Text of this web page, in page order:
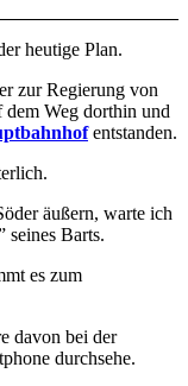
heutige Plan.
zur Regierung von
Weg dorthin und
entstanden.
äußern, warte ich
seines Barts.
es zum
davon bei der
durchsehe.